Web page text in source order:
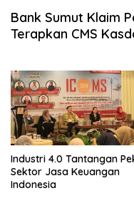
Bank Sumut Klaim
Terapkan CMS
Industri 4.0 Tantangan
Sektor Jasa Keuangan
Indonesia